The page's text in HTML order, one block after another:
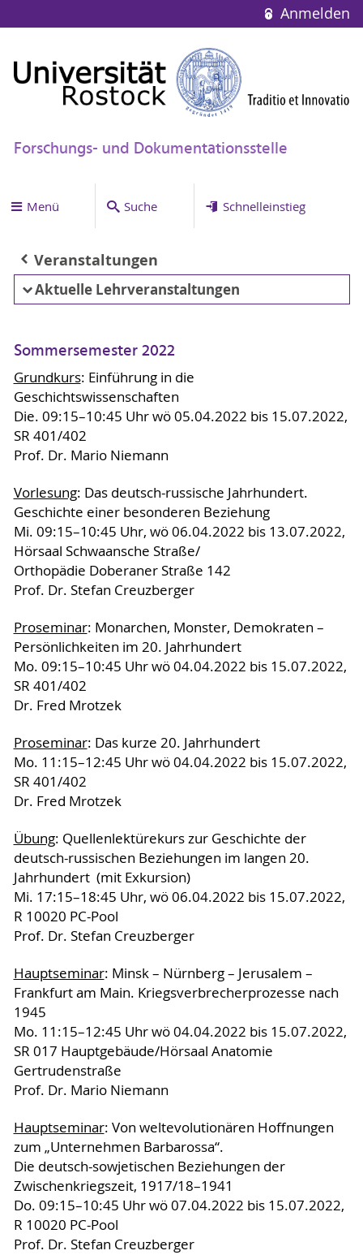
Anmelden
Forschungs- und Dokumentationsstelle
Menü Suche Schnelleinstieg
Veranstaltungen
Aktuelle Lehrveranstaltungen
Sommersemester 2022
Grundkurs: Einführung in die
Geschichtswissenschaften
Die. 09:15–10:45 Uhr wö 05.04.2022 bis 15.07.2022,
SR 401/402
Prof. Dr. Mario Niemann
Vorlesung: Das deutsch-russische Jahrhundert.
Geschichte einer besonderen Beziehung
Mi. 09:15–10:45 Uhr, wö 06.04.2022 bis 13.07.2022,
Hörsaal Schwaansche Straße/
Orthopädie Doberaner Straße 142
Prof. Dr. Stefan Creuzberger
Proseminar: Monarchen, Monster, Demokraten –
Persönlichkeiten im 20. Jahrhundert
Mo. 09:15–10:45 Uhr wö 04.04.2022 bis 15.07.2022,
SR 401/402
Dr. Fred Mrotzek
Proseminar: Das kurze 20. Jahrhundert
Mo. 11:15–12:45 Uhr wö 04.04.2022 bis 15.07.2022,
SR 401/402
Dr. Fred Mrotzek
Übung: Quellenlektürekurs zur Geschichte der
deutsch-russischen Beziehungen im langen 20.
Jahrhundert (mit Exkursion)
Mi. 17:15–18:45 Uhr, wö 06.04.2022 bis 15.07.2022,
R 10020 PC-Pool
Prof. Dr. Stefan Creuzberger
Hauptseminar: Minsk – Nürnberg – Jerusalem –
Frankfurt am Main. Kriegsverbrecherprozesse nach
1945
Mo. 11:15–12:45 Uhr wö 04.04.2022 bis 15.07.2022,
SR 017 Hauptgebäude/Hörsaal Anatomie
Gertrudenstraße
Prof. Dr. Mario Niemann
Hauptseminar: Von weltevolutionären Hoffnungen
zum „Unternehmen Barbarossa“.
Die deutsch-sowjetischen Beziehungen der
Zwischenkriegszeit, 1917/18–1941
Do. 09:15–10:45 Uhr wö 07.04.2022 bis 15.07.2022,
R 10020 PC-Pool
Prof. Dr. Stefan Creuzberger